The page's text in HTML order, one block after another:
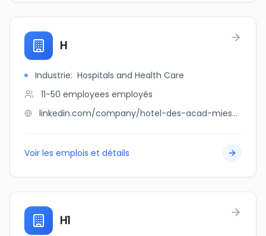
H
Industrie: Hospitals and Health Care
11-50 employees employés
linkedin.com/company/hotel-des-acad-mies-et-des-arts
Voir les emplois et détails
H1